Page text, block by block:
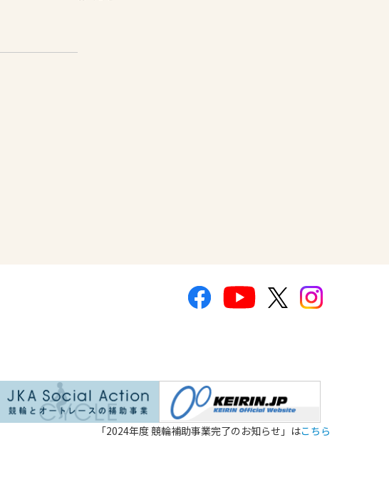
「2024年度 競輪補助事業完了のお知らせ」はこちら